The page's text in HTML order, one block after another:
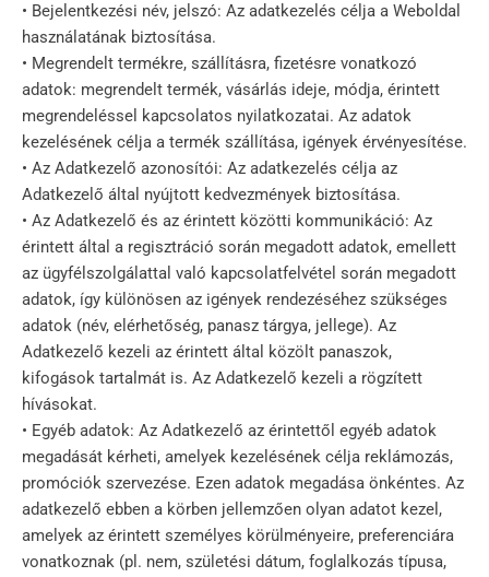
• Bejelentkezési név, jelszó: Az adatkezelés célja a Weboldal
használatának biztosítása.
• Megrendelt termékre, szállításra, fizetésre vonatkozó
adatok: megrendelt termék, vásárlás ideje, módja, érintett
megrendeléssel kapcsolatos nyilatkozatai. Az adatok
kezelésének célja a termék szállítása, igények érvényesítése.
• Az Adatkezelő azonosítói: Az adatkezelés célja az
Adatkezelő által nyújtott kedvezmények biztosítása.
• Az Adatkezelő és az érintett közötti kommunikáció: Az
érintett által a regisztráció során megadott adatok, emellett
az ügyfélszolgálattal való kapcsolatfelvétel során megadott
adatok, így különösen az igények rendezéséhez szükséges
adatok (név, elérhetőség, panasz tárgya, jellege). Az
Adatkezelő kezeli az érintett által közölt panaszok,
kifogások tartalmát is. Az Adatkezelő kezeli a rögzített
hívásokat.
• Egyéb adatok: Az Adatkezelő az érintettől egyéb adatok
megadását kérheti, amelyek kezelésének célja reklámozás,
promóciók szervezése. Ezen adatok megadása önkéntes. Az
adatkezelő ebben a körben jellemzően olyan adatot kezel,
amelyek az érintett személyes körülményeire, preferenciára
vonatkoznak (pl. nem, születési dátum, foglalkozás típusa,